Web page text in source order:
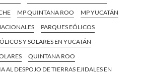
MP QUINTANA ROO
MP YUCATÁN
PARQUES EÓLICOS
Y SOLARES EN YUCATÁN
QUINTANA ROO
AL DESPOJO DE TIERRAS EJIDALES EN